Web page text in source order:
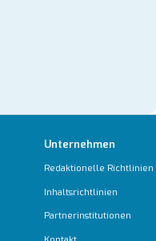
Unternehmen
Redaktionelle Richtlinien
Inhaltsrichtlinien
Partnerinstitutionen